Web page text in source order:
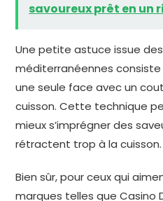
savoureux prêt en un
Une petite astuce issue
méditerranéennes consiste
une seule face avec un
cuisson. Cette technique
mieux s’imprégner des
rétractent trop à la cuisson.
Bien sûr, pour ceux qui
marques telles que Casino